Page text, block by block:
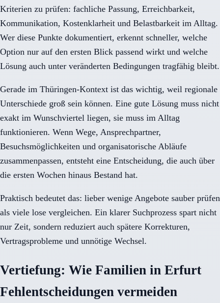
Kriterien zu prüfen: fachliche Passung, Erreichbarkeit,
Kommunikation, Kostenklarheit und Belastbarkeit im Alltag.
Wer diese Punkte dokumentiert, erkennt schneller, welche
Option nur auf den ersten Blick passend wirkt und welche
Lösung auch unter veränderten Bedingungen tragfähig bleibt.
Gerade im Thüringen-Kontext ist das wichtig, weil regionale
Unterschiede groß sein können. Eine gute Lösung muss nicht
exakt im Wunschviertel liegen, sie muss im Alltag
funktionieren. Wenn Wege, Ansprechpartner,
Besuchsmöglichkeiten und organisatorische Abläufe
zusammenpassen, entsteht eine Entscheidung, die auch über
die ersten Wochen hinaus Bestand hat.
Praktisch bedeutet das: lieber wenige Angebote sauber prüfen
als viele lose vergleichen. Ein klarer Suchprozess spart nicht
nur Zeit, sondern reduziert auch spätere Korrekturen,
Vertragsprobleme und unnötige Wechsel.
Vertiefung: Wie Familien in Erfurt
Fehlentscheidungen vermeiden